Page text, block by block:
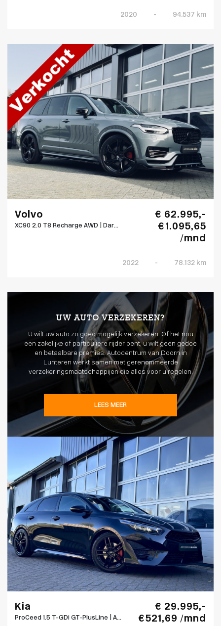
2020 - 94.537 km
Volvo
XC90 2.0 T8 Recharge AWD | Dar...
€ 62.995,-
€ 1.095,65
/mnd
2022 - 78.132 km
UW AUTO VERZEKEREN?
U wilt uw auto zo goed mogelijk verzekeren. Of het nou
een zakelijke of particuliere rijder bent, u wilt geen gedoe
en betaalbare premies. Autocentrum van Doorn in
Lunteren werkt samen met gerenommeerde
verzekeringsmaatschappijen die alles voor u regelen.
LEES MEER
Kia
ProCeed 1.5 T-GDi GT-PlusLine | A...
€ 29.995,-
€ 521,69 /mnd